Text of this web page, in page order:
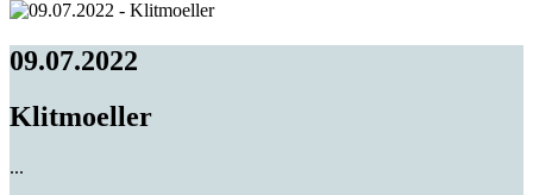
09.07.2022
Klitmoeller
...